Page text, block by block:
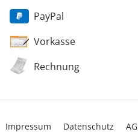
PayPal
Vorkasse
Rechnung
Impressum Datenschutz